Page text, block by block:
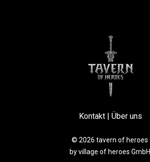
Kontakt | Über uns
© 2026 tavern of heroes
by village of heroes GmbH